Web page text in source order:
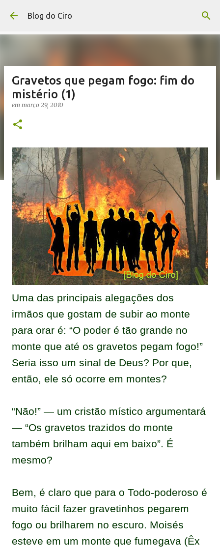
Blog do Ciro
Gravetos que pegam fogo: fim do
mistério (1)
em março 29, 2010
Uma das principais alegações dos
irmãos que gostam de subir ao monte
para orar é: “O poder é tão grande no
monte que até os gravetos pegam fogo!”
Seria isso um sinal de Deus? Por que,
então, ele só ocorre em montes?
“Não!” — um cristão místico argumentará
— “Os gravetos trazidos do monte
também brilham aqui em baixo”. É
mesmo?
Bem, é claro que para o Todo-poderoso é
muito fácil fazer gravetinhos pegarem
fogo ou brilharem no escuro. Moisés
esteve em um monte que fumegava (Êx